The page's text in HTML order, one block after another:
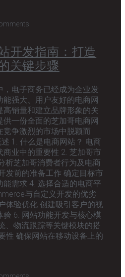
开发指南：打造
关键步骤
，电子商务已经成为企业发
强大、用户友好的电商网
销量和建立品牌形象的关
一份全面的芝加哥电商网
争激烈的市场中脱颖而
1. 什么是电商网站？ 电商
商业中的重要性 2. 芝加哥市
析芝加哥消费者行为及电商
发前的准备工作 确定目标市
需求 4. 选择合适的电商平
与自定义开发的优劣
体验优化 创建吸引客户的视
6. 网站功能开发与核心模
、物流跟踪等关键模块的搭
性 确保网站在移动设备上的